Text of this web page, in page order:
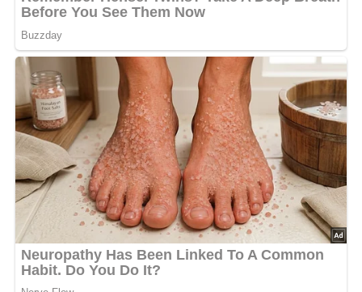
Der Rettich bringt eine dezente, natürliche Schärfe ins
Spiel, die durch die Zugabe vonsaure Sahnesanft
abgemildert wird. So entsteht eine harmonische Balance
zwischenFrische, Würze und einer leichtcremigen
Konsistenz. Ein wenigÖl
unterstützt die Bindung und
sorgt dafür, dass sich die Aromen gleichmäßig verteilen.
Für ein besonders gutes Ergebnis sollte der Rettich
möglichst fein geraspelt werden, damit er sich optimal mit
den Kartoffeln verbindet. Ein kurzer Moment zum
Durchziehen hilft dabei, dass sich die Geschmacksnoten
vollständig entfalten. Wer den Salat variieren möchte,
kann ihn zusätzlich mitPaprikaoder Pfefferverfeinern